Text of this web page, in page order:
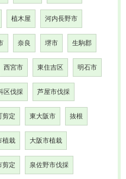
植木屋 河内長野市
奈良 堺市 生駒郡
西宮市 東住吉区 明石市
区伐採 芦屋市伐採
剪定 東大阪市 抜根
植栽 大阪市植栽
剪定 泉佐野市伐採